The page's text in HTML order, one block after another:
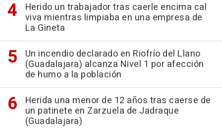
Herido un trabajador tras caerle encima cal
viva mientras limpiaba en una empresa de
La Gineta
Un incendio declarado en Riofrío del Llano
(Guadalajara) alcanza Nivel 1 por afección
de humo a la población
Herida una menor de 12 años tras caerse de
un patinete en Zarzuela de Jadraque
(Guadalajara)